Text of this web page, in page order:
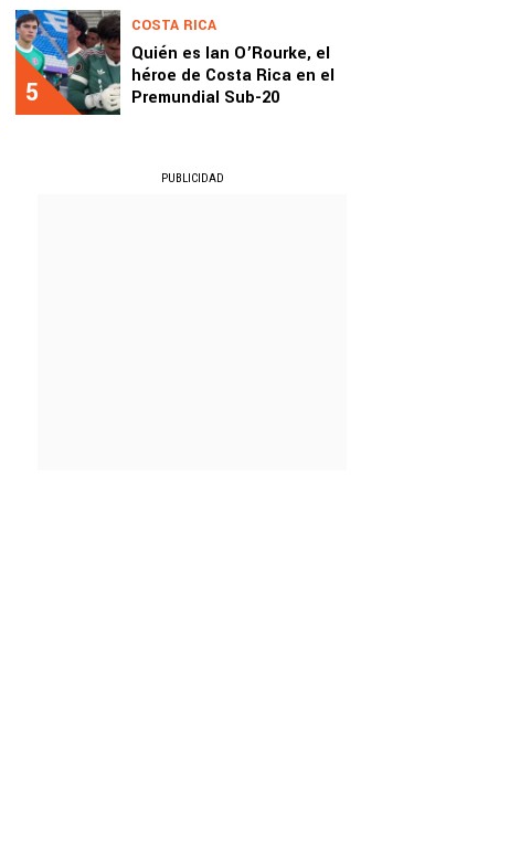
5
COSTA RICA
Quién es Ian O’Rourke, el
héroe de Costa Rica en el
Premundial Sub-20
PUBLICIDAD